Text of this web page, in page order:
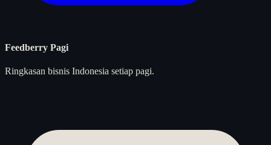
Feedberry Pagi
Ringkasan bisnis Indonesia setiap pagi.